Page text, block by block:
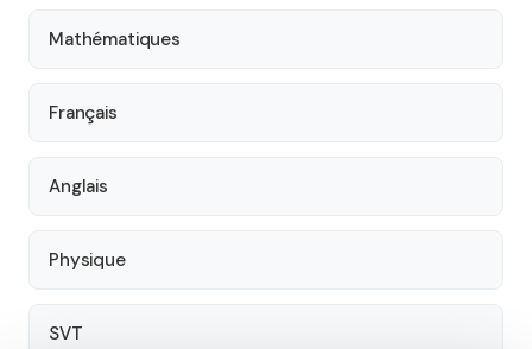
Mathématiques
Français
Anglais
Physique
SVT